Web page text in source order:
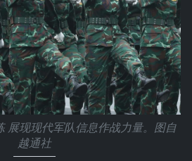
展现现代军队信息作战力量。图自
越通社